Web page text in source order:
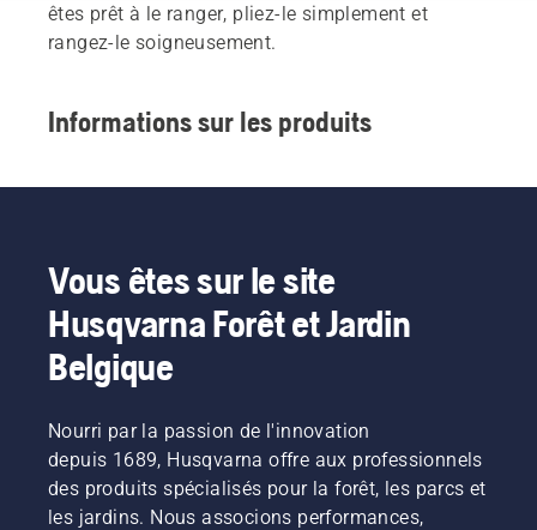
êtes prêt à le ranger, pliez-le simplement et
rangez-le soigneusement.
Informations sur les produits
Vous êtes sur le site
Husqvarna Forêt et Jardin
Belgique
Nourri par la passion de l'innovation
depuis 1689, Husqvarna offre aux professionnels
des produits spécialisés pour la forêt, les parcs et
les jardins. Nous associons performances,